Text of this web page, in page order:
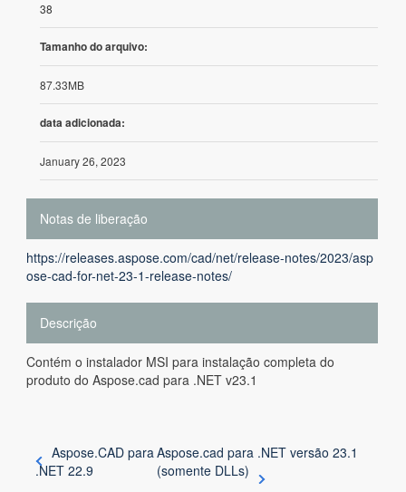
38
Tamanho do arquivo:
87.33MB
data adicionada:
January 26, 2023
Notas de liberação
https://releases.aspose.com/cad/net/release-notes/2023/asp
ose-cad-for-net-23-1-release-notes/
Descrição
Contém o instalador MSI para instalação completa do
produto do Aspose.cad para .NET v23.1
Aspose.CAD para
.NET 22.9
Aspose.cad para .NET versão 23.1
(somente DLLs)